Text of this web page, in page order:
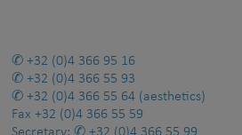
+32 (0)4 366 95 16
+32 (0)4 366 55 93
+32 (0)4 366 55 64 (aesthetics)
Fax +32 (0)4 366 55 59